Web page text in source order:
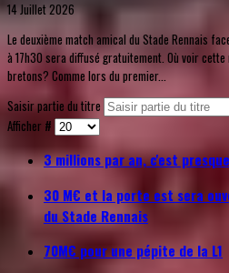
14 Juillet 2026
Le deuxième match amical du Stade Rennais
à 17h30 sera diffusé gratuitement. Où voir
bretons? Comme lors du premier...
Saisir partie du titre
Afficher #
3 millions par an, c'est
30 M€ et la porte est sera
du Stade Rennais
70M€ pour une pépite de la L1